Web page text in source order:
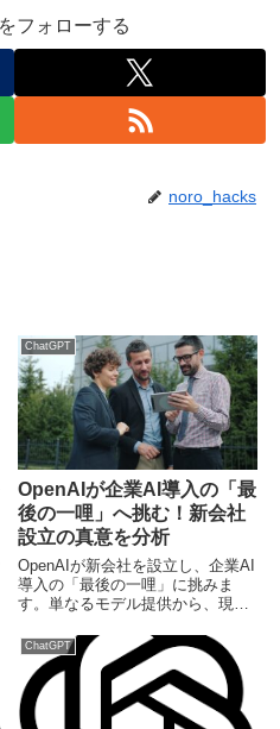
フォローする
noro_hacks
ChatGPT
OpenAIが企業AI導入の「最
後の一哩」へ挑む！新会社
設立の真意を分析
OpenAIが新会社を設立し、企業AI
導入の「最後の一哩」に挑みま
す。単なるモデル提供から、現場
オン型支援への転換が、AI業界の
勢力図をどう変えるのか。日本企
業が今知るべき戦略的意義を解説
します。
ChatGPT